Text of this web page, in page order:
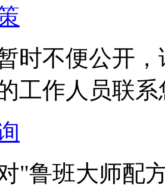
时不便公开
工作人员联
"鲁班大师配